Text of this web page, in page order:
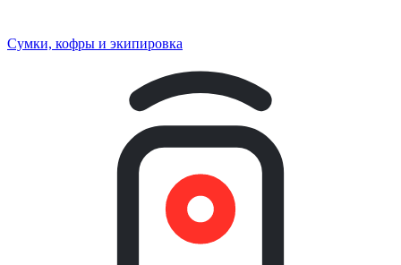
Сумки, кофры и экипировка